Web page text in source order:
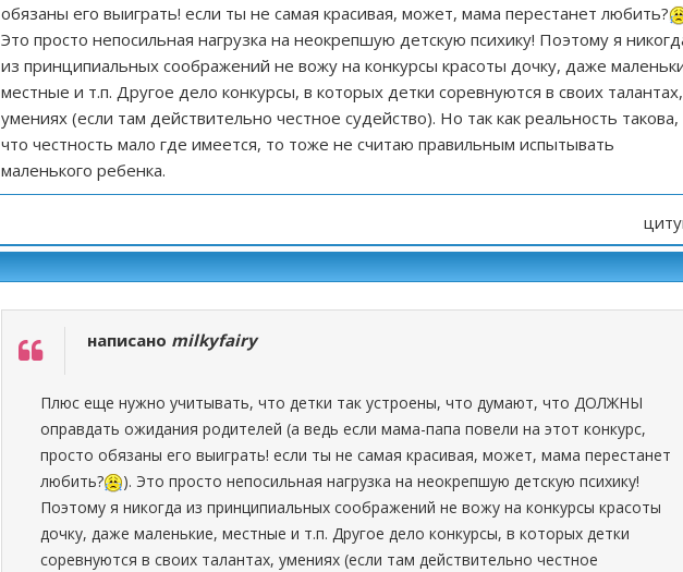
обязаны его выиграть! если ты не самая красивая, может, мама перестанет любить?
Это просто непосильная нагрузка на неокрепшую детскую психику! Поэтому я
из принципиальных соображений не вожу на конкурсы красоты дочку, даже
местные и т.п. Другое дело конкурсы, в которых детки соревнуются в своих талантах,
умениях (если там действительно честное судейство). Но так как реальность такова,
что честность мало где имеется, то тоже не считаю правильным испытывать
маленького ребенка.
написано milkyfairy
Плюс еще нужно учитывать, что детки так устроены, что думают, что ДОЛЖНЫ
оправдать ожидания родителей (а ведь если мама-папа повели на этот конкурс,
просто обязаны его выиграть! если ты не самая красивая, может, мама перестанет
любить?
). Это просто непосильная нагрузка на неокрепшую детскую психику!
Поэтому я никогда из принципиальных соображений не вожу на конкурсы красоты
дочку, даже маленькие, местные и т.п. Другое дело конкурсы, в которых детки
соревнуются в своих талантах, умениях (если там действительно честное